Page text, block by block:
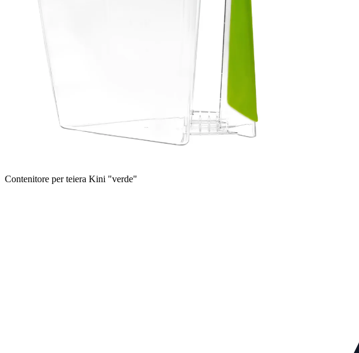
Contenitore per teiera Kini "verde"